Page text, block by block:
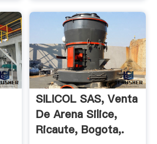
SILICOL SAS, Venta
De Arena Silice,
Ricaute, Bogota,.